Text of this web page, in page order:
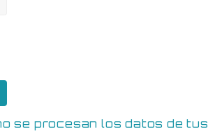
se procesan los datos de tus